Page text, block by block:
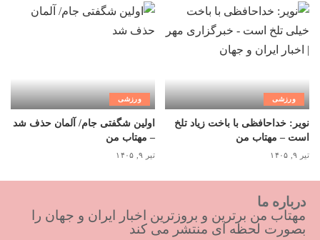
ورزشی
نویر: خداحافظی با باخت زیاد تلخ
است – مهتاب من
تیر ۹, ۱۴۰۵
ورزشی
اولین شگفتی جام/ آلمان حذف شد
– مهتاب من
تیر ۹, ۱۴۰۵
درباره ما
مهتاب من برترین و بروزترین اخبار ایران و جهان را
بصورت لحظه ای منتشر می کند